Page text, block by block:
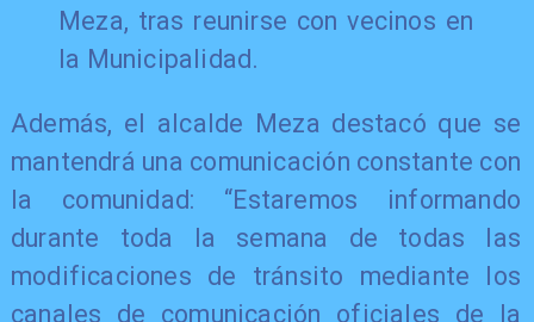
Meza, tras reunirse con vecinos en
la Municipalidad.
Además, el alcalde Meza destacó que se
mantendrá una comunicación constante con
la comunidad: “Estaremos informando
durante toda la semana de todas las
modificaciones de tránsito mediante los
canales de comunicación oficiales de la